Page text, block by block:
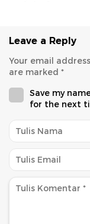
Leave a Reply
Your email
are marked *
Save my
for the next